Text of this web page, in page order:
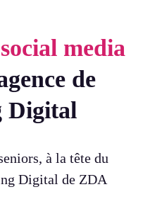
social media
de
Digital
à la tête du
Digital de ZDA